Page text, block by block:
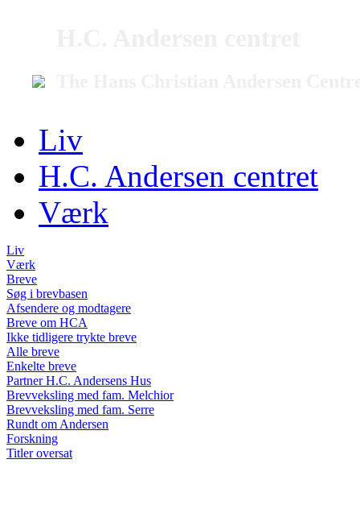
Liv
H.C. Andersen centret
Værk
Liv
Værk
Breve
Søg i brevbasen
Afsendere og modtagere
Breve om HCA
Ikke tidligere trykte breve
Alle breve
Enkelte breve
Partner H.C. Andersens Hus
Brevveksling med fam. Melchior
Brevveksling med fam. Serre
Rundt om Andersen
Forskning
Titler oversat